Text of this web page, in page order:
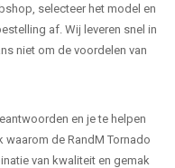
selecteer het model en
af. Wij leveren snel in
niet om de voordelen van
en je te helpen
waarom de RandM Tornado
van kwaliteit en gemak